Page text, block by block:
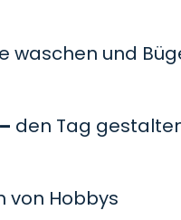
waschen und
den Tag
von Hobbys